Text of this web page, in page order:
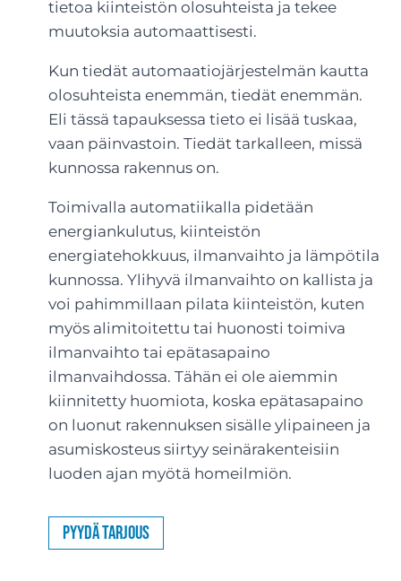
tietoa kiinteistön olosuhteista ja tekee
muutoksia automaattisesti.
Kun tiedät automaatiojärjestelmän kautta
olosuhteista enemmän, tiedät enemmän.
Eli tässä tapauksessa tieto ei lisää tuskaa,
vaan päinvastoin. Tiedät tarkalleen, missä
kunnossa rakennus on.
Toimivalla automatiikalla pidetään
energiankulutus, kiinteistön
energiatehokkuus, ilmanvaihto ja lämpötila
kunnossa. Ylihyvä ilmanvaihto on kallista ja
voi pahimmillaan pilata kiinteistön, kuten
myös alimitoitettu tai huonosti toimiva
ilmanvaihto tai epätasapaino
ilmanvaihdossa. Tähän ei ole aiemmin
kiinnitetty huomiota, koska epätasapaino
on luonut rakennuksen sisälle ylipaineen ja
asumiskosteus siirtyy seinärakenteisiin
luoden ajan myötä homeilmiön.
Pyydä tarjous